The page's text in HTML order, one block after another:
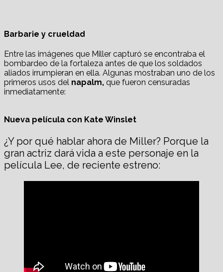
Barbarie y crueldad
Entre las imágenes que Miller capturó se encontraba el
bombardeo de la fortaleza antes de que los soldados
aliados irrumpieran en ella. Algunas mostraban uno de los
primeros usos del napalm, que fueron censuradas
inmediatamente:
Nueva película con Kate Winslet
¿Y por qué hablar ahora de Miller? Porque la
gran actriz dará vida a este personaje en la
película Lee, de reciente estreno: